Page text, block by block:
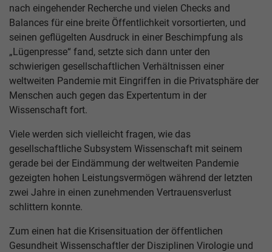
nach eingehender Recherche und vielen Checks and
Balances für eine breite Öffentlichkeit vorsortierten, und
seinen geflügelten Ausdruck in einer Beschimpfung als
„Lügenpresse“ fand, setzte sich dann unter den
schwierigen gesellschaftlichen Verhältnissen einer
weltweiten Pandemie mit Eingriffen in die Privatsphäre der
Menschen auch gegen das Expertentum in der
Wissenschaft fort.
Viele werden sich vielleicht fragen, wie das
gesellschaftliche Subsystem Wissenschaft mit seinem
gerade bei der Eindämmung der weltweiten Pandemie
gezeigten hohen Leistungsvermögen während der letzten
zwei Jahre in einen zunehmenden Vertrauensverlust
schlittern konnte.
Zum einen hat die Krisensituation der öffentlichen
Gesundheit Wissenschaftler der Disziplinen Virologie und